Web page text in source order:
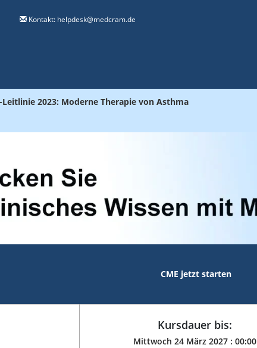
Kontakt: helpdesk@medcram.de
2023: Moderne Therapie von Asthma
CME jetzt starten
Kursdauer bis:
Mittwoch 24 März 2027 :00:00